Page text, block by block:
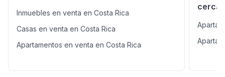
Inmuebles en venta en Costa Rica
Casas en venta en Costa Rica
Apartamentos en venta en Costa Rica